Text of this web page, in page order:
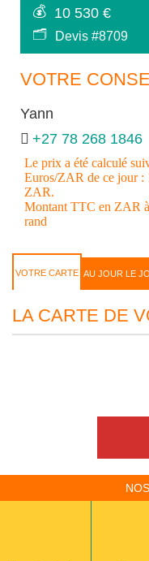
💰 10 530 €
🗂
Devis #8709
VOTRE
Yann
+27 78 268 1846
Le prix a été calculé
Euros/ZAR de ce jour :
ZAR.
Montant TTC en ZAR
rand
VOTRE CARTE AU JOUR LE
LA CARTE DE